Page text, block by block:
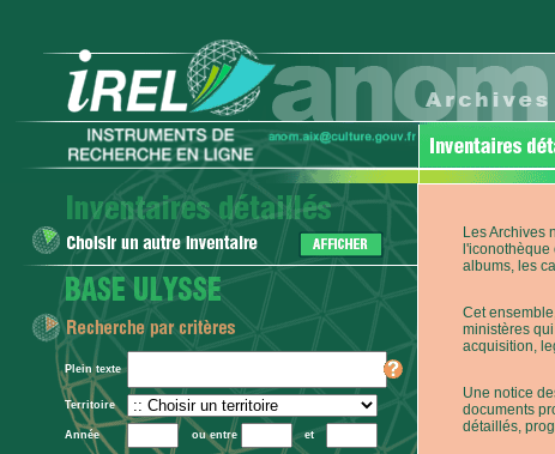
Plein texte
Territoire
Année ou entre et
Les Archives
l'iconothèque
albums, les
Cet
ministères
acquisition,
Une notice
documents
détaillés,